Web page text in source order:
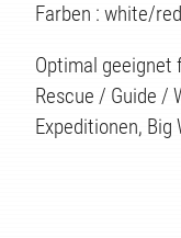
Farben : white/
Optimal geeignet
Rescue / Guide /
Expeditionen, Big